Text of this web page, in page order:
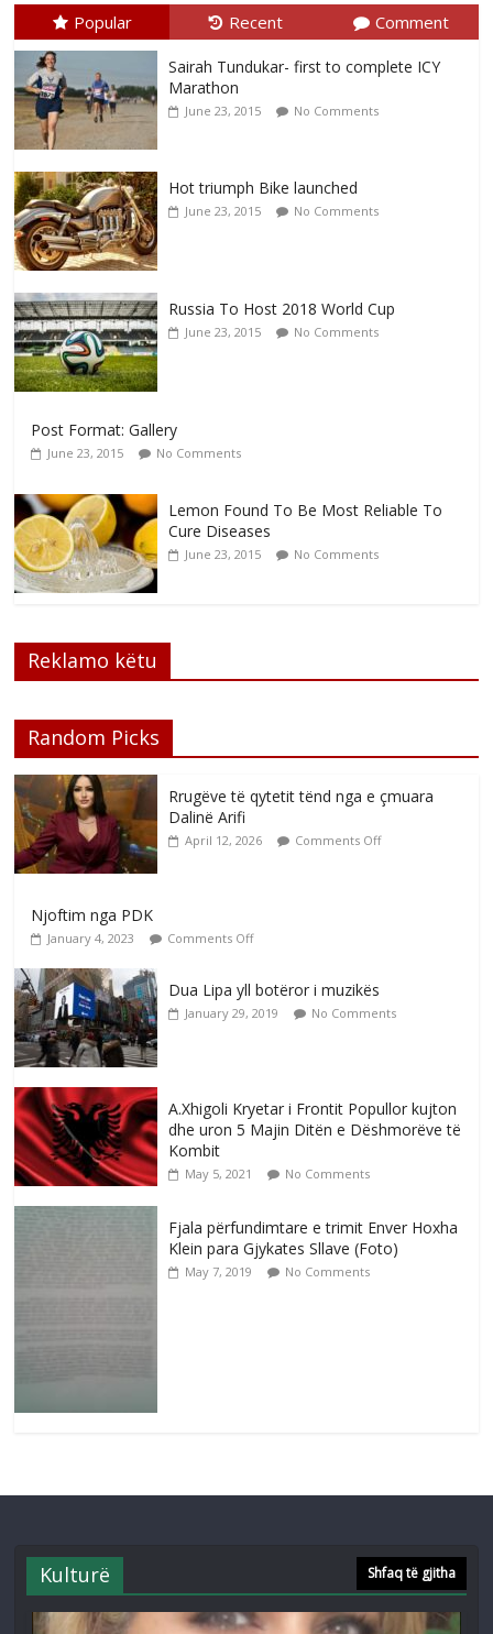
Popular Recent Comment
Sairah Tundukar- first to complete ICY
Marathon
June 23, 2015 No Comments
Hot triumph Bike launched
June 23, 2015 No Comments
Russia To Host 2018 World Cup
June 23, 2015 No Comments
Post Format: Gallery
June 23, 2015 No Comments
Lemon Found To Be Most Reliable To
Cure Diseases
June 23, 2015 No Comments
Reklamo këtu
Random Picks
Rrugëve të qytetit tënd nga e çmuara
Dalinë Arifi
April 12, 2026 Comments Off
Njoftim nga PDK
January 4, 2023 Comments Off
Dua Lipa yll botëror i muzikës
January 29, 2019 No Comments
A.Xhigoli Kryetar i Frontit Popullor kujton
dhe uron 5 Majin Ditën e Dëshmorëve të
Kombit
May 5, 2021 No Comments
Fjala përfundimtare e trimit Enver Hoxha
Klein para Gjykates Sllave (Foto)
May 7, 2019 No Comments
Kulturë Shfaq të gjitha